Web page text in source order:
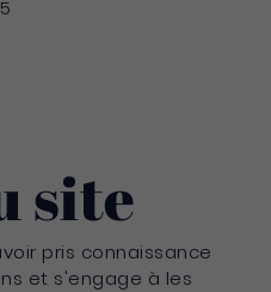
site
pris connaissance
et s'engage à les